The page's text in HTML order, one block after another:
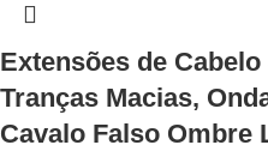
Extensões de
Tranças Macias,
Cavalo Falso Ombre